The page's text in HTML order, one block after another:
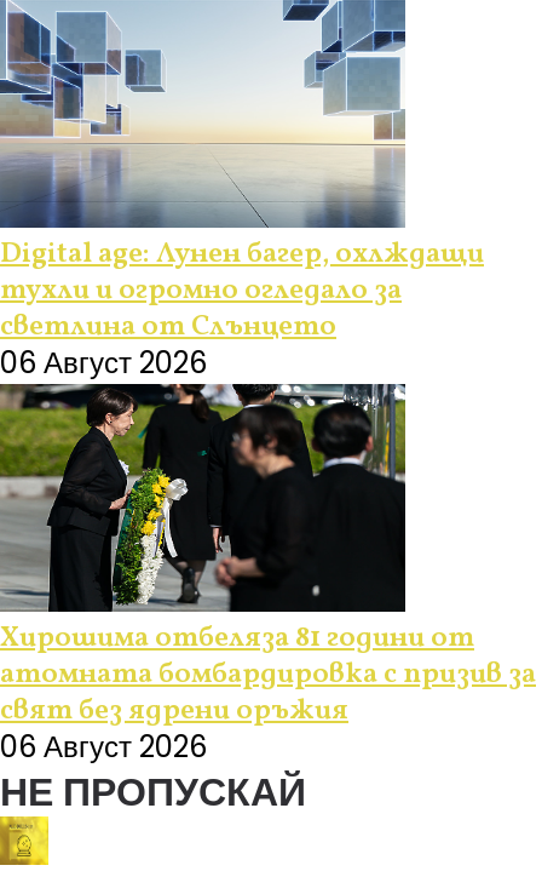
Digital age: Лунен багер, охлждащи
тухли и огромно огледало за
светлина от Слънцето
06 Август 2026
Хирошима отбеляза 81 години от
атомната бомбардировка с призив за
свят без ядрени оръжия
06 Август 2026
НЕ ПРОПУСКАЙ